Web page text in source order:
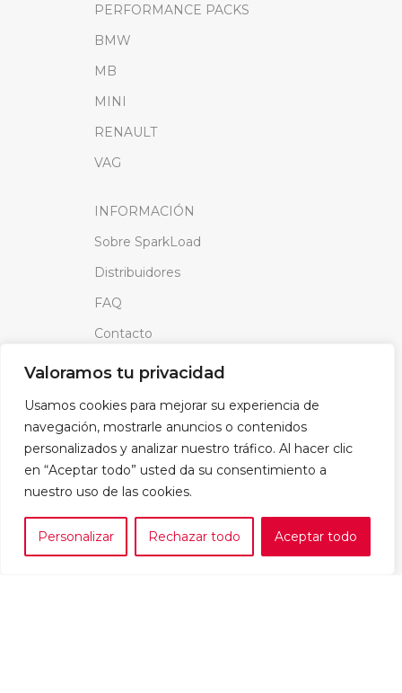
Valoramos tu privacidad
Usamos cookies para mejorar su experiencia de
navegación, mostrarle anuncios o contenidos
personalizados y analizar nuestro tráfico. Al hacer clic
en “Aceptar todo” usted da su consentimiento a
nuestro uso de las cookies.
Personalizar Rechazar todo Aceptar todo
PERFORMANCE PACKS
BMW
MB
MINI
RENAULT
VAG
INFORMACIÓN
Sobre SparkLoad
Distribuidores
FAQ
Contacto
Noticias
LEGAL
Aviso Legal
Política de Privacidad
Política de venta y devoluciones
0